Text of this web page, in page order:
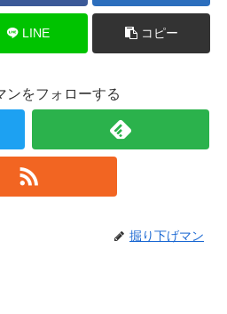
LINE コピー
ンをフォローする
掘り下げマン